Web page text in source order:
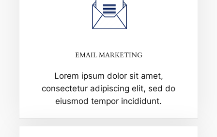
EMAIL MARKETING
Lorem ipsum dolor sit amet,
consectetur adipiscing elit, sed do
eiusmod tempor incididunt.